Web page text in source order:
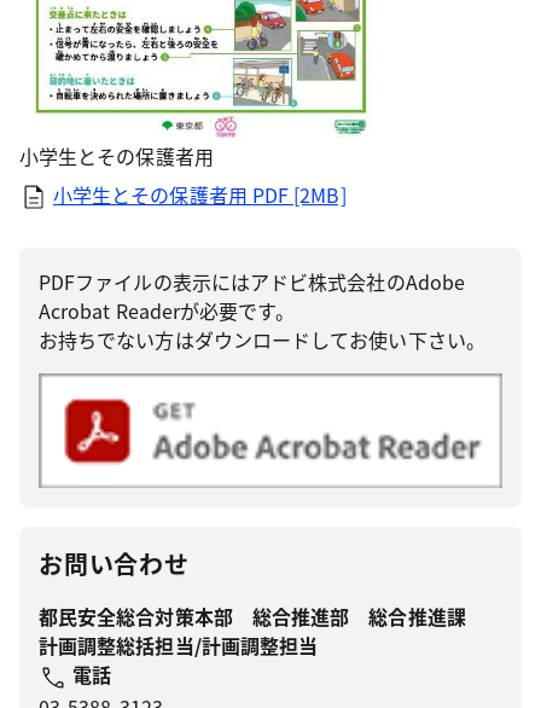
小学生とその保護者用
小学生とその保護者用 PDF [2MB]
PDFファイルの表示にはアドビ株式会社のAdobe
Acrobat Readerが必要です。
お持ちでない方はダウンロードしてお使い下さい。
お問い合わせ
都民安全総合対策本部 総合推進部 総合推進課
計画調整総括担当/計画調整担当
電話